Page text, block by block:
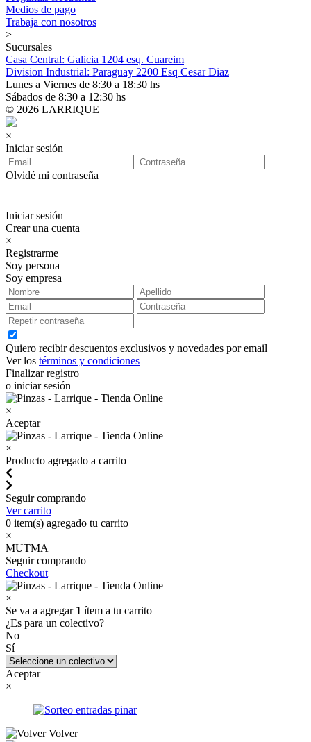
Medios de pago
Trabaja con nosotros
>
Sucursales
Casa Central: Galicia 1204 esq. Cuareim
Division Industrial: Paraguay 2200 Esq Cesar Diaz
Lunes a Viernes de 8:30 a 18:30 hs
Sábados de 8:30 a 12:30 hs
© 2026 LARRIQUE
×
Iniciar sesión
Olvidé mi contraseña
Iniciar sesión
Crear una cuenta
×
Registrarme
Soy persona
Soy empresa
Quiero recibir descuentos exclusivos y novedades por email
Ver los términos y condiciones
Finalizar registro
o iniciar sesión
×
Aceptar
×
Producto agregado a carrito
Seguir comprando
Ver carrito
0 item(s) agregado tu carrito
×
MUTMA
Seguir comprando
Checkout
×
Se va a agregar 1 ítem a tu carrito
¿Es para un colectivo?
No
Sí
Aceptar
×
Volver